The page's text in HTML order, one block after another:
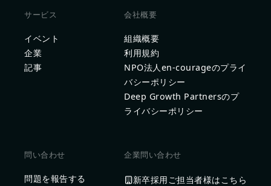
サービス
イベント
企業
記事
会社概要
組織概要
利用規約
NPO法人en-courageのプライ
バシーポリシー
Deep Growth Partnersのプ
ライバシーポリシー
問い合わせ
問題を報告する
企業問い合わせ
新卒採用ご担当者様はこちら